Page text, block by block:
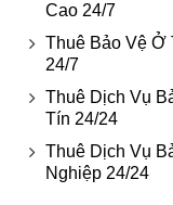
Cao 24/7
Thuê Bảo Vệ Ở
24/7
Thuê Dịch Vụ
Tín 24/24
Thuê Dịch Vụ
Nghiệp 24/24